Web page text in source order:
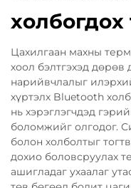
холбогдох
Цахилгаан махны
хоол бэлтгэхэд дөрөв
нарийвчлалыг
хүртэлх Bluetooth
нь хэрэглэгчдэд
боломжийг олгодог.
болон холболтыг
дохио боловсруулах
ашигладаг ухаалаг